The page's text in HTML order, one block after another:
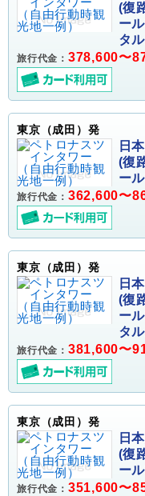
(復
ー
タ
旅行代金： 378,600〜
東京（成田）発
日
(復
ー
旅行代金： 362,600〜
東京（成田）発
日
(復
ー
タ
旅行代金： 381,600〜
東京（成田）発
日
(復
ー
旅行代金： 351,600〜